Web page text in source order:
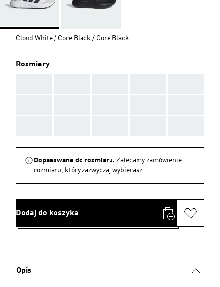
Cloud White / Core Black / Core Black
Rozmiary
Dopasowane do rozmiaru. Zalecamy zamówienie
rozmiaru, który zazwyczaj wybierasz.
Dodaj do koszyka
Opis